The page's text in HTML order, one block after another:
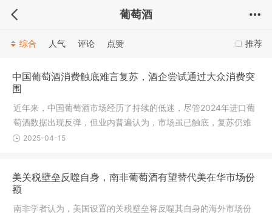
葡萄酒
推荐
综合 人气 评论 点赞
中国葡萄酒消费触底难言复苏，酒企尝试通过大众消费突
围
近年来，中国葡萄酒市场经历了持续的低迷，尽管2024年进口葡
萄酒数据出现反弹，但业内普遍认为，市场虽已触底，复苏仍难
言乐观。面对这一局面，国内葡萄酒企业纷纷调整策略，尝试通
2025-04-15
美关税壁垒反噬自身，南非葡萄酒有望替代美在华市场份
额
南非学者认为，美国设置的关税壁垒将反噬其自身的海外市场份